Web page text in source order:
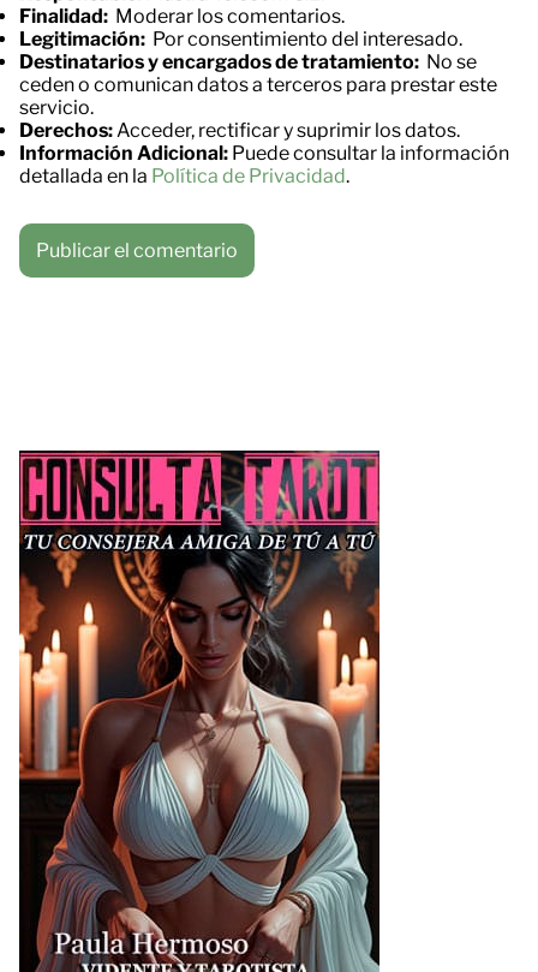
Finalidad: Moderar los comentarios.
Legitimación: Por consentimiento del interesado.
Destinatarios y encargados de tratamiento: No se
ceden o comunican datos a terceros para prestar este
servicio.
Derechos:Acceder, rectificar y suprimir los datos.
Información Adicional: Puede consultar la información
detallada en la Política de Privacidad.